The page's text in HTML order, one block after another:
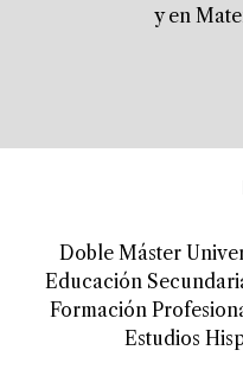
y en
Doble Máster
Educación
Formación
Estudios